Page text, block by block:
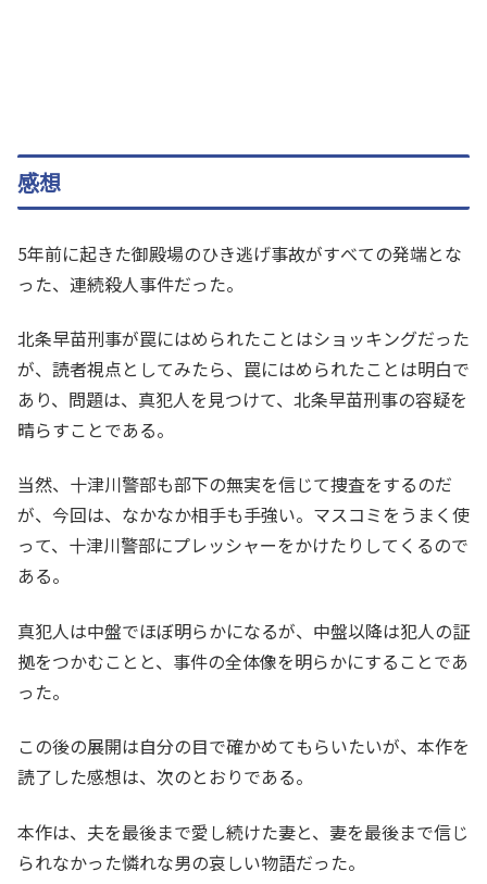
感想
5年前に起きた御殿場のひき逃げ事故がすべての発端とな
った、連続殺人事件だった。
北条早苗刑事が罠にはめられたことはショッキングだった
が、読者視点としてみたら、罠にはめられたことは明白で
あり、問題は、真犯人を見つけて、北条早苗刑事の容疑を
晴らすことである。
当然、十津川警部も部下の無実を信じて捜査をするのだ
が、今回は、なかなか相手も手強い。マスコミをうまく使
って、十津川警部にプレッシャーをかけたりしてくるので
ある。
真犯人は中盤でほぼ明らかになるが、中盤以降は犯人の証
拠をつかむことと、事件の全体像を明らかにすることであ
った。
この後の展開は自分の目で確かめてもらいたいが、本作を
読了した感想は、次のとおりである。
本作は、夫を最後まで愛し続けた妻と、妻を最後まで信じ
られなかった憐れな男の哀しい物語だった。